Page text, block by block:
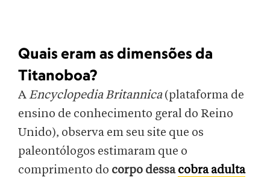
Quais eram as dimensões da
Titanoboa?
AEncyclopedia Britannica (plataforma de
ensino de conhecimento geral do Reino
Unido), observa em seu site que os
paleontólogos estimaram que o
comprimento do corpo dessacobra adulta